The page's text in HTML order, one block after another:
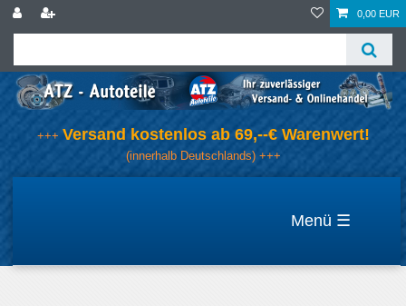
0,00 EUR
+++ Versand kostenlos ab 69,--€ Warenwert!
(innerhalb Deutschlands) +++
☰